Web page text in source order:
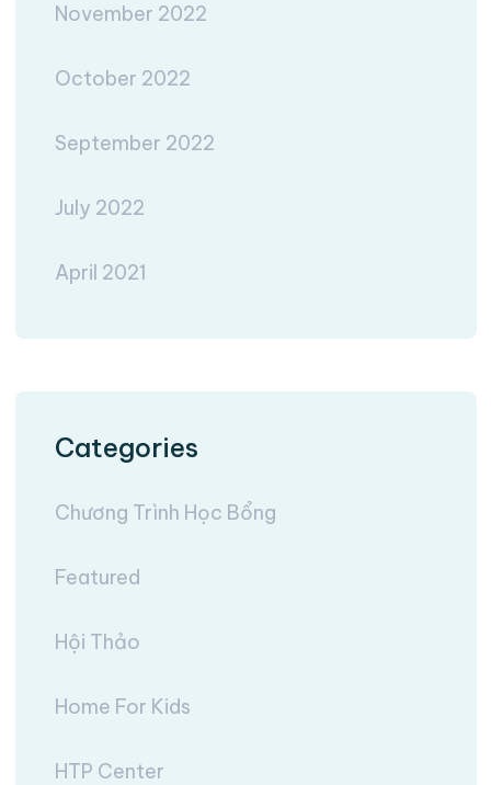
November 2022
October 2022
September 2022
July 2022
April 2021
Categories
Chương Trình Học Bổng
Featured
Hội Thảo
Home For Kids
HTP Center